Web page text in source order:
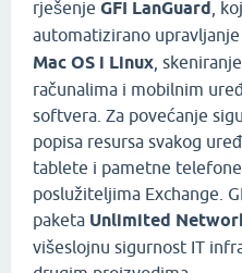
rješenje GFI LanGuard ,
automatizirano
Mac OS i Linux ,
računalima i mobilnim
softvera. Za povećanje
popisa resursa svakog
tablete i pametne
poslužiteljima Exchange.
paketa Unlimited
višeslojnu sigurnost IT